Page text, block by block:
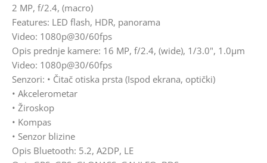
2 MP, f/2.4, (macro)
Features: LED flash, HDR, panorama
Video: 1080p@30/60fps
Opis prednje kamere: 16 MP, f/2.4, (wide), 1/3.0", 1.0µm
Video: 1080p@30/60fps
Senzori: • Čitač otiska prsta (Ispod ekrana, optički)
• Akcelerometar
• Žiroskop
• Kompas
• Senzor blizine
Opis Bluetooth: 5.2, A2DP, LE